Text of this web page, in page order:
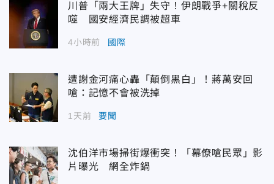
川普「兩大王牌」失守！伊朗戰爭+關稅反
噬 國安經濟民調被超車
4小時前 國際
遭謝金河痛心轟「顛倒黑白」！蔣萬安回
嗆：記憶不會被洗掉
1天前 要聞
沈伯洋市場掃街爆衝突！「幕僚嗆民眾」影
片曝光 網全炸鍋